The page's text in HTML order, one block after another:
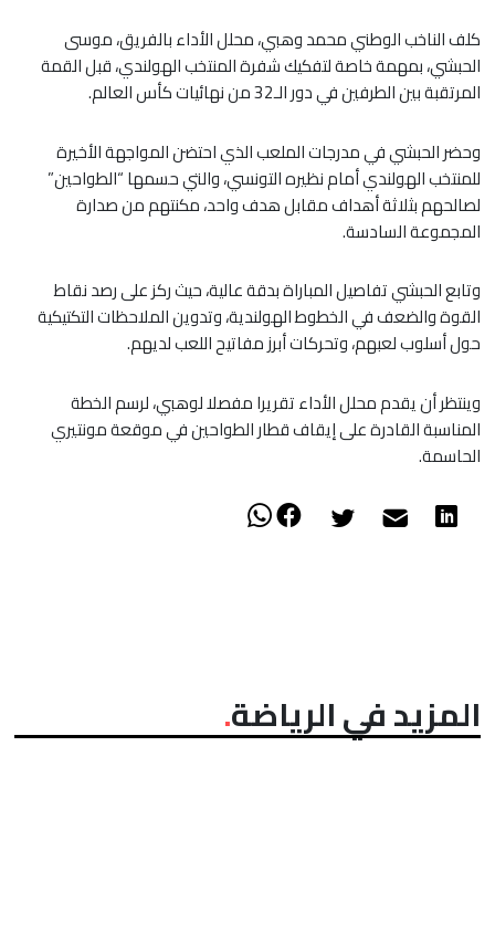
كلف الناخب الوطني محمد وهبي، محلل الأداء بالفريق، موسى
الحبشي، بمهمة خاصة لتفكيك شفرة المنتخب الهولندي، قبل القمة
المرتقبة بين الطرفين في دور الـ32 من نهائيات كأس العالم.
​وحضر الحبشي في مدرجات الملعب الذي احتضن المواجهة الأخيرة
للمنتخب الهولندي أمام نظيره التونسي، والتي حسمها “الطواحين”
لصالحهم بثلاثة أهداف مقابل هدف واحد، مكنتهم من صدارة
المجموعة السادسة.
​وتابع الحبشي تفاصيل المباراة بدقة عالية، حيث ركز على رصد نقاط
القوة والضعف في الخطوط الهولندية، وتدوين الملاحظات التكتيكية
حول أسلوب لعبهم، وتحركات أبرز مفاتيح اللعب لديهم.
​وينتظر أن يقدم محلل الأداء تقريرا مفصلا لوهبي، لرسم الخطة
المناسبة القادرة على إيقاف قطار الطواحين في موقعة مونتيري
الحاسمة.
المزيد في الرياضة